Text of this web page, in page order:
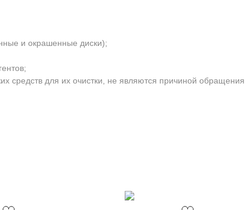
и окрашенные диски);
средств для их очистки, не являются причиной обращения